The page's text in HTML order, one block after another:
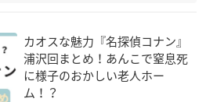
カオスな魅力『名探偵コナン』
浦沢回まとめ！あんこで窒息死
に様子のおかしい老人ホー
ム！？